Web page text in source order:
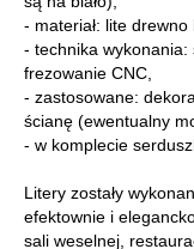
- materiał: lite drewno
- technika wykonania:
frezowanie CNC,
- zastosowane:
ścianę (ewentualny
- w komplecie
Litery zostały
efektownie i
sali weselnej,